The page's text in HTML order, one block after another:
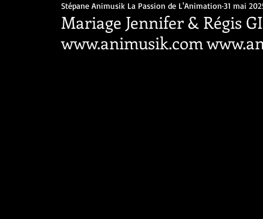
Mariage Jennifer & Régis
www.animusik.com
Stépane Animusik La Passion de L'Animation 31 mai